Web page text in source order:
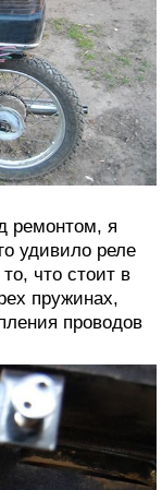
ремонтом, я
удивило реле
что стоит в
пружинах,
проводов